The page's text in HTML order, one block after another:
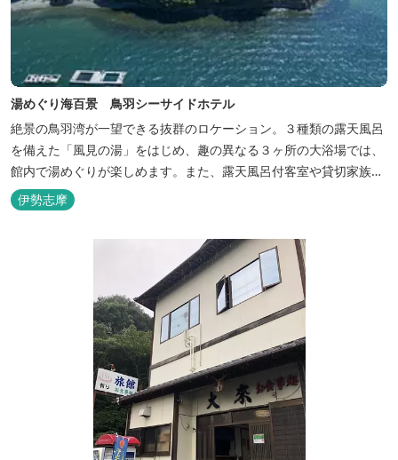
湯めぐり海百景 鳥羽シーサイドホテル
絶景の鳥羽湾が一望できる抜群のロケーション。３種類の露天風呂
を備えた「風見の湯」をはじめ、趣の異なる３ヶ所の大浴場では、
館内で湯めぐりが楽しめます。また、露天風呂付客室や貸切家族風
呂（有料）、足湯に湯上がり処などもございますので、湯浴みの一
日をお過ごしいただけます。 お料理についても、「詩季バイキン
グ」はオープンキッチンで出来立て料理を舌だけではなく目や耳で
伊勢志摩